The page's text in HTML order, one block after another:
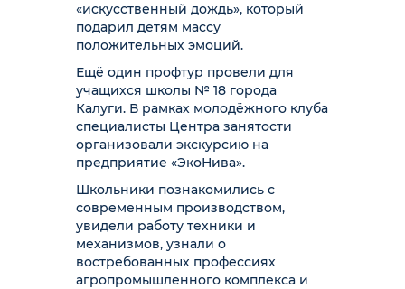
«искусственный дождь», который
подарил детям массу
положительных эмоций.
Ещё один профтур провели для
учащихся школы № 18 города
Калуги. В рамках молодёжного клуба
специалисты Центра занятости
организовали экскурсию на
предприятие «ЭкоНива».
Школьники познакомились с
современным производством,
увидели работу техники и
механизмов, узнали о
востребованных профессиях
агропромышленного комплекса и